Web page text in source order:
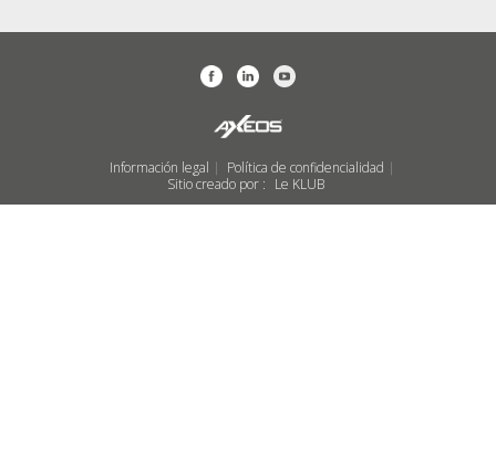
Información legal Política de confidencialidad
Sitio creado por : Le KLUB